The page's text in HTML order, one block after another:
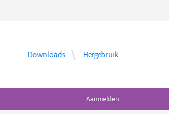
Downloads Hergebruik
Aanmelden